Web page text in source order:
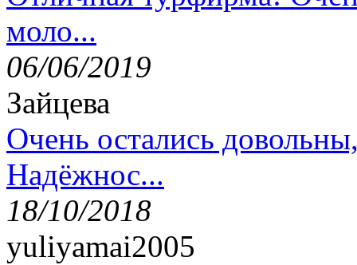
моло...
06/06/2019
Зайцева
Очень остались
Надёжнос...
18/10/2018
yuliyamai2005